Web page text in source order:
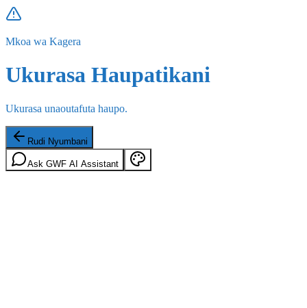
Mkoa wa Kagera
Ukurasa Haupatikani
Ukurasa unaoutafuta haupo.
Rudi Nyumbani
Ask GWF AI Assistant